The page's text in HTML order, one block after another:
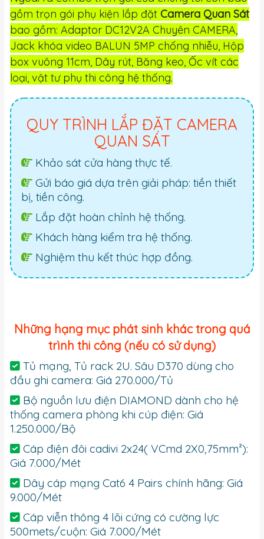
gồm trọn gói phụ kiện lắp đặt Camera Quan Sát
bao gồm: Adaptor DC12V2A Chuyên CAMERA,
Jack khóa video BALUN 5MP chống nhiễu, Hộp
box vuông 11cm, Dây rút, Băng keo, Ốc vít các
loại, vật tư phụ thi công hệ thống.
QUY TRÌNH LẮP ĐẶT CAMERA
QUAN SÁT
Khảo sát cửa hàng thực tế.
Gửi báo giá dựa trên giải pháp: tiền thiết
bị, tiền công.
Lắp đặt hoàn chỉnh hệ thống.
Khách hàng kiểm tra hệ thống.
Nghiệm thu kết thúc hợp đồng.
Những hạng mục phát sinh khác trong quá
trình thi công (nếu có sử dụng)
Tủ mạng, Tủ rack 2U. Sâu D370 dùng cho
đầu ghi camera: Giá 270.000/Tủ
Bộ nguồn lưu điện DIAMOND dành cho hệ
thống camera phòng khi cúp điện: Giá
1.250.000/Bộ
Cáp điện đôi cadivi 2x24( VCmd 2X0,75mm²):
Giá 7.000/Mét
Dây cáp mạng Cat6 4 Pairs chính hãng: Giá
9.000/Mét
Cáp viễn thông 4 lõi cứng có cường lực
500mets/cuộn: Giá 7.000/Mét